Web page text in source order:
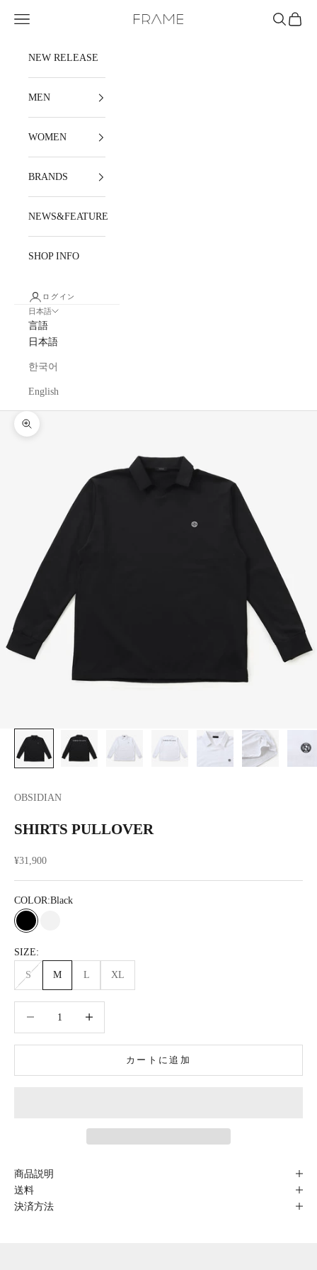
FRAME
メニュー 検索カート
NEW RELEASE
MEN
WOMEN
BRANDS
NEWS&FEATURE
SHOP INFO
ログイン
日本語
言語
日本語
한국어
English
ズームイン
OBSIDIAN
SHIRTS PULLOVER
セール価格
¥31,900
COLOR:Black
Black
SIZE:
S M L XL
カートに追加
商品説明
送料
決済方法